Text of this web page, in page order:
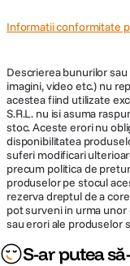
Informatii conformitate
Descrierea bunurilor
imagini, video etc.) nu
acestea fiind utilizate
S.R.L. nu isi asuma
stoc. Aceste erori nu
disponibilitatea
suferi modificari
precum politica de
produselor pe stocul
rezerva dreptul de a
pot surveni in urma
sau erori ale produselor
S-ar putea